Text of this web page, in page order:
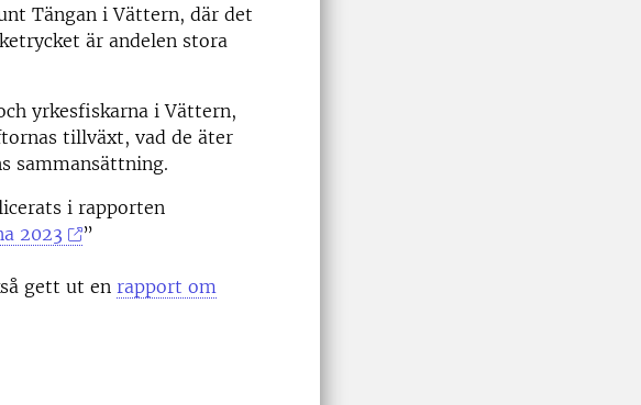
Tängan i Vättern, där det
är andelen stora
yrkesfiskarna i Vättern,
tillväxt, vad de äter
sammansättning.
i rapporten
2023 ”
gett ut en rapport om